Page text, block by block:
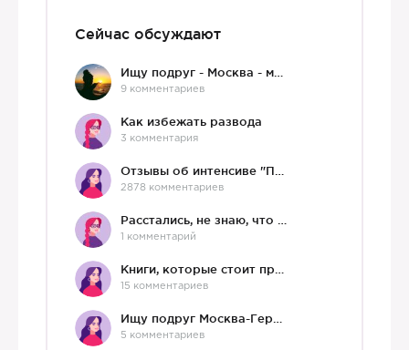
Сейчас обсуждают
9 комментариев
Как избежать развода
3 комментария
2878 комментариев
1 комментарий
15 комментариев
5 комментариев